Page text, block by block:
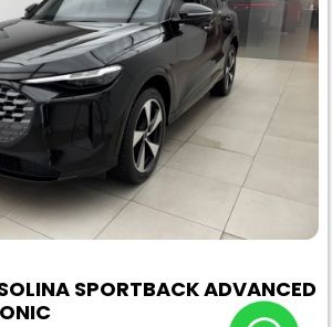
SPORTBACK ADVANCED